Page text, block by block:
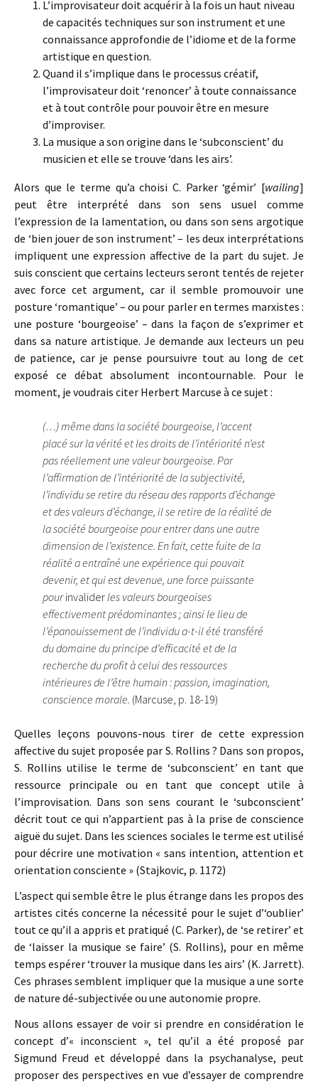
L’improvisateur doit acquérir à la fois un haut niveau
de capacités techniques sur son instrument et une
connaissance approfondie de l’idiome et de la forme
artistique en question.
Quand il s’implique dans le processus créatif,
l’improvisateur doit ‘renoncer’ à toute connaissance
et à tout contrôle pour pouvoir être en mesure
d’improviser.
La musique a son origine dans le ‘subconscient’ du
musicien et elle se trouve ‘dans les airs’.
Alors que le terme qu’a choisi C. Parker ‘gémir’ [wailing]
peut être interprété dans son sens usuel comme
l’expression de la lamentation, ou dans son sens argotique
de ‘bien jouer de son instrument’ – les deux interprétations
impliquent une expression affective de la part du sujet. Je
suis conscient que certains lecteurs seront tentés de rejeter
avec force cet argument, car il semble promouvoir une
posture ‘romantique’ – ou pour parler en termes marxistes :
une posture ‘bourgeoise’ – dans la façon de s’exprimer et
dans sa nature artistique. Je demande aux lecteurs un peu
de patience, car je pense poursuivre tout au long de cet
exposé ce débat absolument incontournable. Pour le
moment, je voudrais citer Herbert Marcuse à ce sujet :
(…) même dans la société bourgeoise, l’accent
placé sur la vérité et les droits de l’intériorité n’est
pas réellement une valeur bourgeoise. Par
l’affirmation de l’intériorité de la subjectivité,
l’individu se retire du réseau des rapports d’échange
et des valeurs d’échange, il se retire de la réalité de
la société bourgeoise pour entrer dans une autre
dimension de l’existence. En fait, cette fuite de la
réalité a entraîné une expérience qui pouvait
devenir, et qui est devenue, une force puissante
pourinvaliderles valeurs bourgeoises
effectivement prédominantes ; ainsi le lieu de
l’épanouissement de l’individu a-t-il été transféré
du domaine du principe d’efficacité et de la
recherche du profit à celui des ressources
intérieures de l’être humain : passion, imagination,
conscience morale. (Marcuse, p. 18-19)
Quelles leçons pouvons-nous tirer de cette expression
affective du sujet proposée par S. Rollins ? Dans son propos,
S. Rollins utilise le terme de ‘subconscient’ en tant que
ressource principale ou en tant que concept utile à
l’improvisation. Dans son sens courant le ‘subconscient’
décrit tout ce qui n’appartient pas à la prise de conscience
aiguë du sujet. Dans les sciences sociales le terme est utilisé
pour décrire une motivation « sans intention, attention et
orientation consciente » (Stajkovic, p. 1172)
L’aspect qui semble être le plus étrange dans les propos des
artistes cités concerne la nécessité pour le sujet d’‘oublier’
tout ce qu’il a appris et pratiqué (C. Parker), de ‘se retirer’ et
de ‘laisser la musique se faire’ (S. Rollins), pour en même
temps espérer ‘trouver la musique dans les airs’ (K. Jarrett).
Ces phrases semblent impliquer que la musique a une sorte
de nature dé-subjectivée ou une autonomie propre.
Nous allons essayer de voir si prendre en considération le
concept d’« inconscient », tel qu’il a été proposé par
Sigmund Freud et développé dans la psychanalyse, peut
proposer des perspectives en vue d’essayer de comprendre